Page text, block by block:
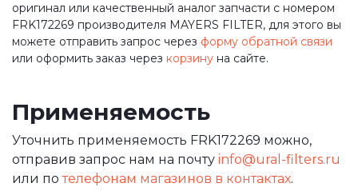
оригинал или качественный аналог запчасти с номером
FRK172269 производителя MAYERS FILTER, для этого вы
можете отправить запрос через форму обратной связи
или оформить заказ через корзину на сайте.
Применяемость
Уточнить применяемость FRK172269 можно,
отправив запрос нам на почту info@ural-filters.ru
или потелефонам магазинов в контактах.